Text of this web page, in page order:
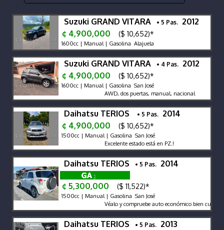
Suzuki GRAND VITARA • 5 Pas. 2012
¢ 4,900,000
($ 10,652)*
1600cc | Manual | Gasolina Alajuela
Suzuki GRAND VITARA • 4 Pas. 2012
¢ 4,900,000
($ 10,652)*
1600cc | Manual | Gasolina San José
AWD, dos puertas, manual, nacional
Daihatsu TERIOS • 5 Pas. 2014
¢ 4,900,000
($ 10,652)*
1500cc | Manual | Gasolina San José
Excelente estado está en PZ.!
Daihatsu TERIOS • 5 Pas. 2014
¢ 5,300,000 ($ 11,522)*
1500cc | Manual | Gasolina San José
Véalo y compruebe auto económico bien cuidado
Daihatsu TERIOS • 5 Pas. 2013